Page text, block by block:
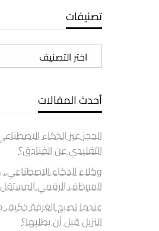
تصنيفات
تصنيفات
أحدث المقالات
الحجز عبر الذكاء
التقليدي عن الفنادق؟
وكلاء الذكاء
الموظف الرقمي
عندما تصبح الغرفة
النزيل قبل أن يطلبها؟